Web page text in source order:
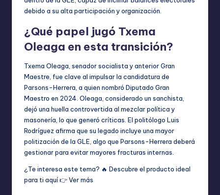
debido a su alta participación y organización.
¿Qué papel jugó Txema
Oleaga en esta transición?
Txema Oleaga, senador socialista y anterior Gran
Maestre, fue clave al impulsar la candidatura de
Parsons-Herrera, a quien nombró Diputado Gran
Maestro en 2024. Oleaga, considerado un sanchista,
dejó una huella controvertida al mezclar política y
masonería, lo que generó críticas. El politólogo Luis
Rodríguez afirma que su legado incluye una mayor
politización de la GLE, algo que Parsons-Herrera deberá
gestionar para evitar mayores fracturas internas.
¿Te interesa este tema? 🔥 Descubre el producto ideal
para ti aquí 👉Ver más